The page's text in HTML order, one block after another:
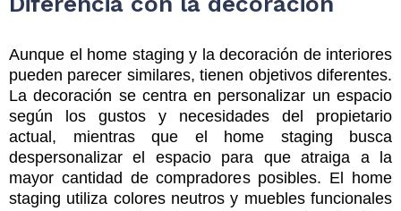
Aunque el home staging y la decoración de interiores
pueden parecer similares, tienen objetivos diferentes.
La decoración se centra en personalizar un espacio
según los gustos y necesidades del propietario
actual, mientras que el home staging busca
despersonalizar el espacio para que atraiga a la
mayor cantidad de compradores posibles. El home
staging utiliza colores neutros y muebles funcionales